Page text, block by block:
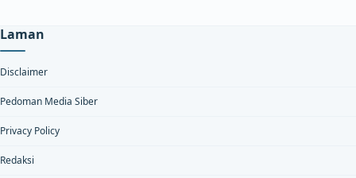
Laman
Disclaimer
Pedoman Media Siber
Privacy Policy
Redaksi